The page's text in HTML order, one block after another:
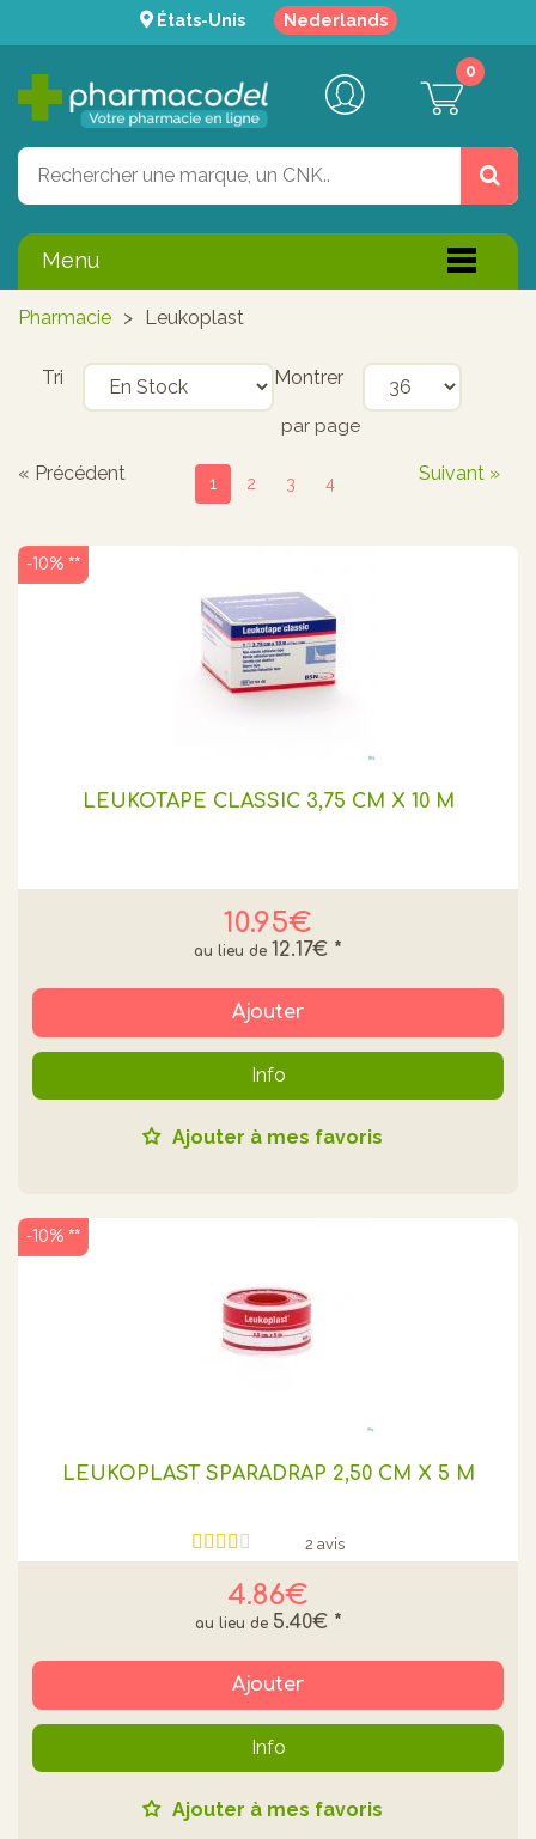
États-Unis Nederlands
0
Menu
Pharmacie > Leukoplast
Tri Montrer
par page
« Précédent Suivant »
1 2 3 4
LEUKOTAPE CLASSIC 3,75 CM X 10 M
10.95€
12.17€ *
-10% **
Ajouter
Info
Ajouter à mes favoris
LEUKOPLAST SPARADRAP 2,50 CM X 5 M
2 avis
4.86€
5.40€ *
-10% **
Ajouter
Info
Ajouter à mes favoris